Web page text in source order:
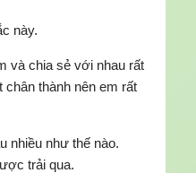
này.
và chia sẻ với nhau rất
thành nên em rất
nhiều như thế nào.
trải qua.